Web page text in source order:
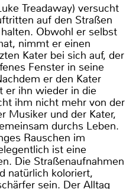
Treadaway) versucht
auf den Straßen
Obwohl er selbst
nimmt er einen
Kater bei sich auf, der
Fenster in seine
er den Kater
er ihn wieder in die
ihm nicht mehr von der
Musiker und der Kater,
durchs Leben.
Rauschen im
ist eine
Die Straßenaufnahmen
natürlich koloriert,
sein. Der Alltag